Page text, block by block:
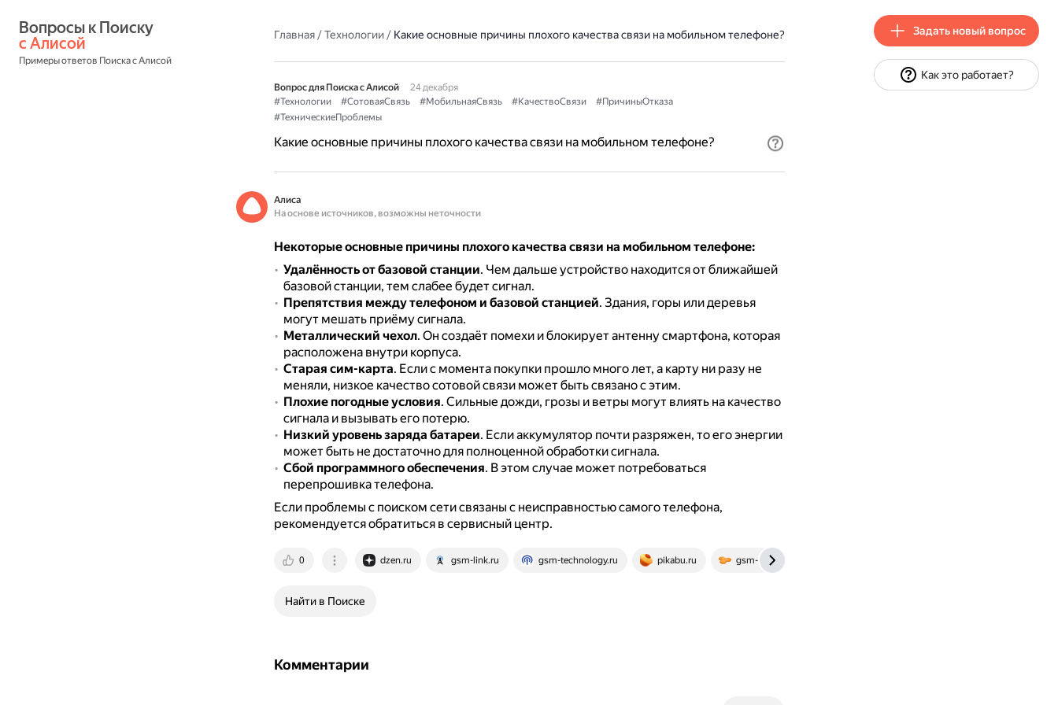
с Алисой
Примеры ответов Поиска с Алисой
Главная/Технологии/ Какие основные причины плохого качества связи на мобильном телефоне?
Вопрос для Поиска с Алисой
24 декабря
#Технологии
#СотоваяСвязь #МобильнаяСвязь #КачествоСвязи
#ПричиныОтказа
#ТехническиеПроблемы
Какие основные причины плохого качества связи на мобильном телефоне?
Алиса
На основе источников, возможны неточности
Некоторые основные причины плохого качества связи на мобильном телефоне:
Удалённость от базовой станции. Чем дальше устройство находится от ближайшей
базовой станции, тем слабее будет сигнал.
Препятствия между телефоном и базовой станцией. Здания, горы или деревья
могут мешать приёму сигнала.
Металлический чехол. Он создаёт помехи и блокирует антенну смартфона, которая
расположена внутри корпуса.
Старая сим-карта. Если с момента покупки прошло много лет, а карту ни разу не
меняли, низкое качество сотовой связи может быть связано с этим.
Плохие погодные условия. Сильные дожди, грозы и ветры могут влиять на качество
сигнала и вызывать его потерю.
Низкий уровень заряда батареи. Если аккумулятор почти разряжен, то его энергии
может быть не достаточно для полноценной обработки сигнала.
Сбой программного обеспечения. В этом случае может потребоваться
перепрошивка телефона.
Если проблемы с поиском сети связаны с неисправностью самого телефона,
рекомендуется обратиться в сервисный центр.
0 dzen.ru gsm-link.ru gsm-technology.ru pikabu.ru gsm-repiteri.ru
Найти в Поиске
Комментарии
Задать новый вопрос
Как это работает?